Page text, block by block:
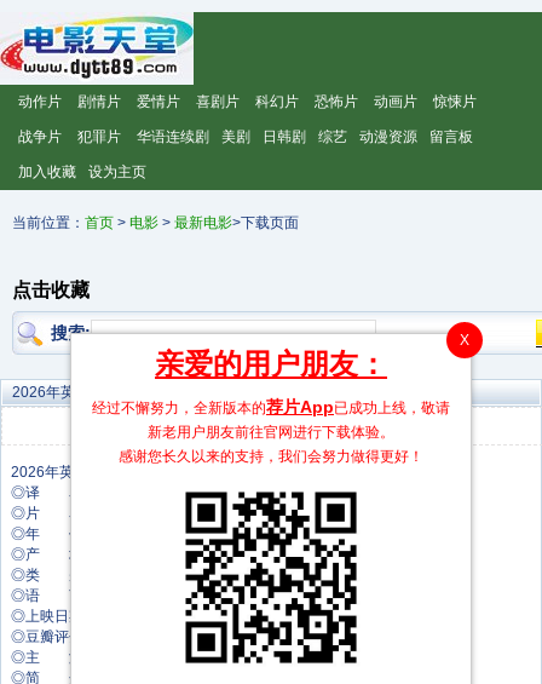
动作片 剧情片 爱情片 喜剧片 科幻片 恐怖片 动画片 惊悚片
战争片 犯罪片 华语连续剧 美剧 日韩剧 综艺 动漫资源 留言板
加入收藏 设为主页
当前位置： 首页 > 电影 > 最新电影>下载页面
点击收藏
搜索:
2026年英国电影《凯莉·米洛：Tension巡回演唱会》HD中字
发布时间：2026-06-27 15:30:16
◎译 名 凯莉·米洛：Tension巡回演唱会
◎片 名 凯莉·米洛：Tension巡回演唱会
◎年 代 2026
◎产 地 英国
◎类 别 音乐
◎语 言 英语
◎上映日期 2026-05-27(英国)
◎豆瓣评分 0.0
◎主 演 凯莉·米洛
◎简 介
X
亲爱的用户朋友：
经过不懈努力，全新版本的荐片App已成功上线，敬请
新老用户朋友前往官网进行下载体验。
感谢您长久以来的支持，我们会努力做得更好！